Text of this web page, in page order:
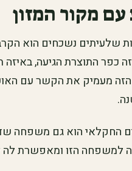
עם מקור המזון
שלעיתים נשכחים הוא
כפר התוצרת הגיעה, באיזה
מעמיק את הקשר עם
החקלאי הוא גם משפחה
למשפחה הזו ומאפשרת